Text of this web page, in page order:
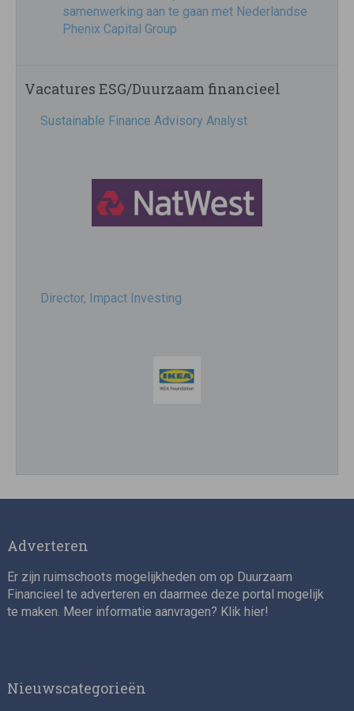
samenwerking aan te gaan met Nederlandse
Phenix Capital Group
Vacatures ESG/Duurzaam financieel
Sustainable Finance Advisory Analyst
Director, Impact Investing
Impact consultant (manager)
Adverteren
Er zijn ruimschoots mogelijkheden om op Duurzaam
Financieel te adverteren en daarmee deze portal mogelijk
te maken. Meer informatie aanvragen? Klik hier!
Nieuwscategorieën